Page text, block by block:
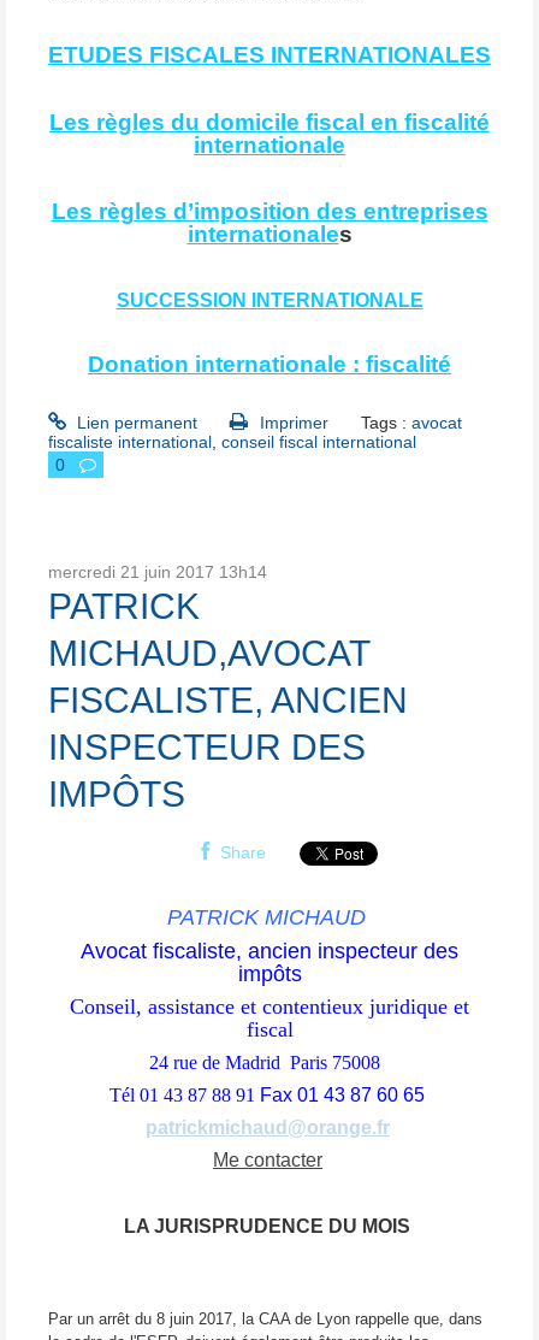
ETUDES FISCALES INTERNATIONALES
Les règles du domicile fiscal en fiscalité
internationale
Les règles d’imposition des entreprises
internationales
SUCCESSION INTERNATIONALE
Donation internationale : fiscalité
Lien permanent Imprimer Tags : avocat
fiscaliste international conseil fiscal international
0
mercredi 21 juin 2017 13h14
PATRICK
MICHAUD,AVOCAT
FISCALISTE, ANCIEN
INSPECTEUR DES
IMPÔTS
Share
PATRICK MICHAUD
Avocat fiscaliste, ancien inspecteur des
impôts
Conseil, assistance et contentieux juridique et
fiscal
24 rue de Madrid Paris 75008
Tél 01 43 87 88 91 Fax 01 43 87 60 65
patrickmichaud@orange.fr
Me contacter
LA JURISPRUDENCE DU MOIS
Par un arrêt du 8 juin 2017, la CAA de Lyon rappelle que, dans